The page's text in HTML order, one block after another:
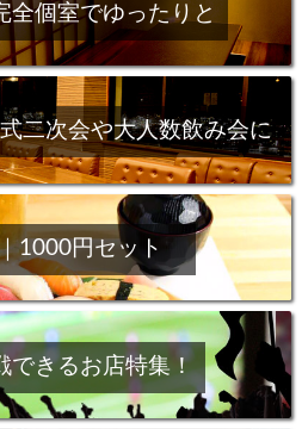
全個室でゆったりと
二次会や大人数飲み会に
1000円セット
できるお店特集！